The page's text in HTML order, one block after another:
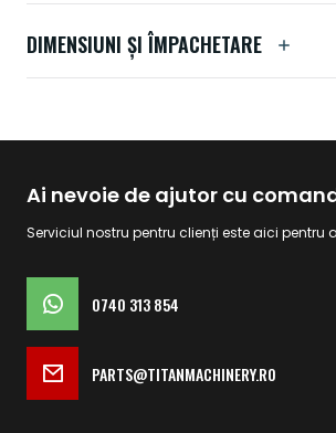
DIMENSIUNI ȘI ÎMPACHETARE
Ai nevoie de ajutor cu
Serviciul nostru pentru clienți este aici pentru
0740 313 854
PARTS@TITANMACHINERY.RO